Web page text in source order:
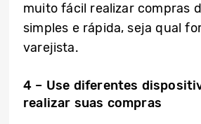
muito fácil realizar compras
simples e rápida, seja qual
varejista.
4 – Use diferentes
realizar suas compras